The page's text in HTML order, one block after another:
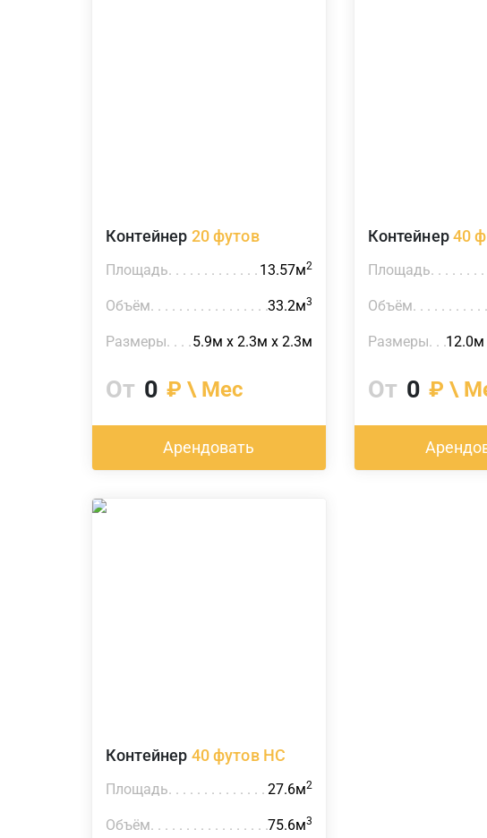
Контейнер 20 футов
Площадь 13.57м2
Объём 33.2м3
Размеры 5.9м х 2.3м х 2.3м
От 0 ₽ \ Мес
Арендовать
Контейнер40
Площадь
Объём
Размеры 12.0м
От 0 ₽ \
Контейнер 40 футов HC
Площадь 27.6м2
Объём 75.6м3